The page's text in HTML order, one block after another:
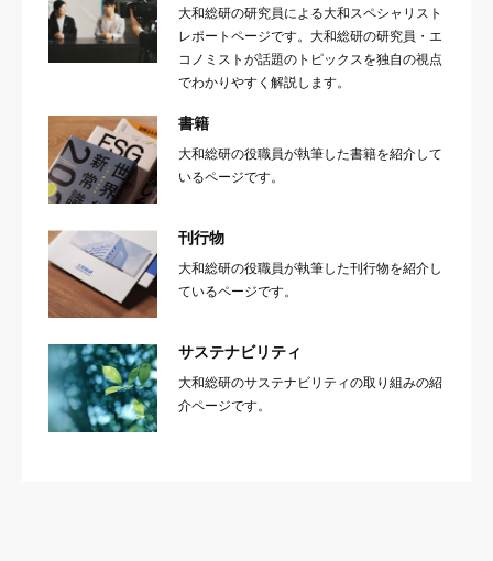
大和総研の研究員による大和スペシャリスト
レポートページです。大和総研の研究員・エ
コノミストが話題のトピックスを独自の視点
でわかりやすく解説します。
書籍
大和総研の役職員が執筆した書籍を紹介して
いるページです。
刊行物
大和総研の役職員が執筆した刊行物を紹介し
ているページです。
サステナビリティ
大和総研のサステナビリティの取り組みの紹
介ページです。